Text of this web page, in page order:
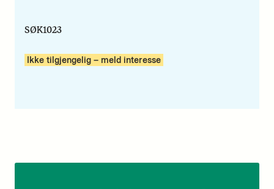
SØK1023
Ikke tilgjengelig – meld interesse